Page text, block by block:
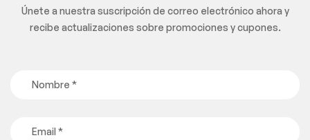
Únete a nuestra suscripción de correo electrónico ahora y
recibe actualizaciones sobre promociones y cupones.